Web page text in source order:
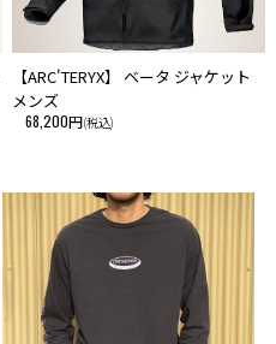
【ARC'TERYX】 ベータ ジャケット
メンズ
68,200円(税込)